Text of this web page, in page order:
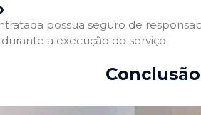
possua seguro de
a execução do serviço.
Conclusão